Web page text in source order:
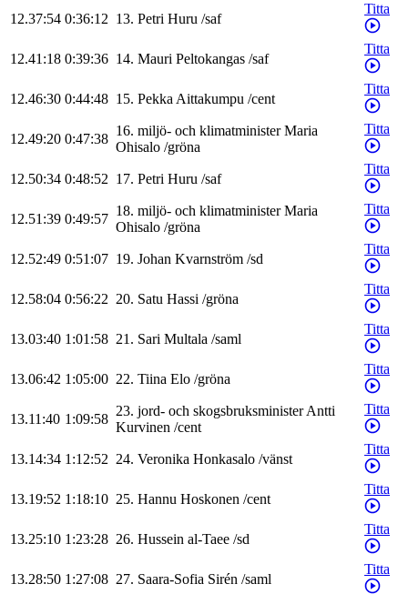
12.37:54 0:36:12 13. Petri Huru /saf
Titta
12.41:18 0:39:36 14. Mauri Peltokangas /saf
Titta
12.46:30 0:44:48 15. PekkaAittakumpu /cent
Titta
12.49:20 0:47:38
16. miljö- och klimatminister Maria
Ohisalo /gröna
Titta
12.50:34 0:48:52 17. Petri Huru /saf
Titta
12.51:39 0:49:57
18. miljö- och klimatminister Maria
Ohisalo /gröna
Titta
12.52:49 0:51:07 19. Johan Kvarnström /sd
Titta
12.58:04 0:56:22 20. Satu Hassi /gröna
Titta
13.03:40 1:01:58 21. Sari Multala /saml
Titta
13.06:42 1:05:00 22. Tiina Elo /gröna
Titta
13.11:40 1:09:58
23. jord- och skogsbruksministerAntti
Kurvinen /cent
Titta
13.14:34 1:12:52 24. Veronika Honkasalo /vänst
Titta
13.19:52 1:18:10 25. Hannu Hoskonen /cent
Titta
13.25:10 1:23:28 26. Hussein al-Taee /sd
Titta
13.28:50 1:27:08 27. Saara-Sofia Sirén /saml
Titta